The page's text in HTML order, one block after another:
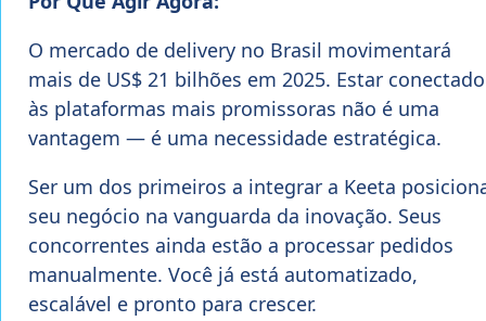
O mercado de delivery no Brasil movimentará
mais de US$ 21 bilhões em 2025. Estar conectado
às plataformas mais promissoras não é uma
vantagem — é uma necessidade estratégica.
Ser um dos primeiros a integrar a Keeta
seu negócio na vanguarda da inovação. Seus
concorrentes ainda estão a processar pedidos
manualmente. Você já está automatizado,
escalável e pronto para crescer.